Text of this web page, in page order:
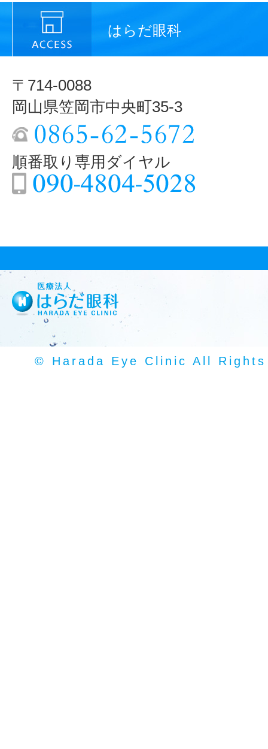
はらだ眼科
〒714-0088
岡山県笠岡市中央町35-3
順番取り専用ダイヤル
© Harada Eye Clinic All